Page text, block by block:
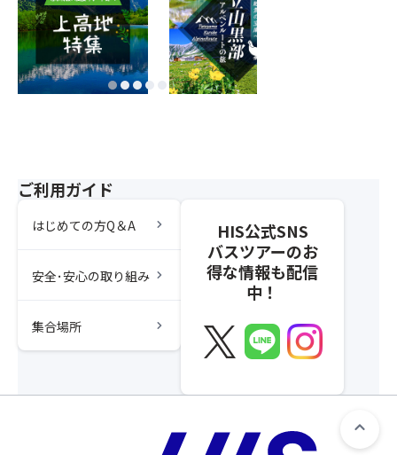
ご利用ガイド
はじめての方Q＆A chevron_right
安全･安心の取り組み chevron_right
集合場所 chevron_right
HIS公式SNS
バスツアーのお
得な情報も配信
中！